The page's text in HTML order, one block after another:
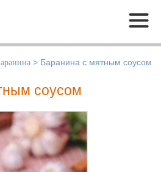
Меню
> Баранина с мятным соусом
соусом